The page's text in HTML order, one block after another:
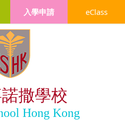
撒學校
Hong Kong
入學申請 eClass